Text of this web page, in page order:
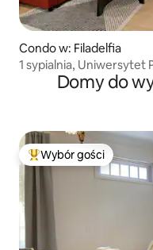
Condo w: Filadelfia
1 sypialnia, Uniwersytet
Drexel, Rocky
Domy do
Najpopularniejsze z
Wybór gości